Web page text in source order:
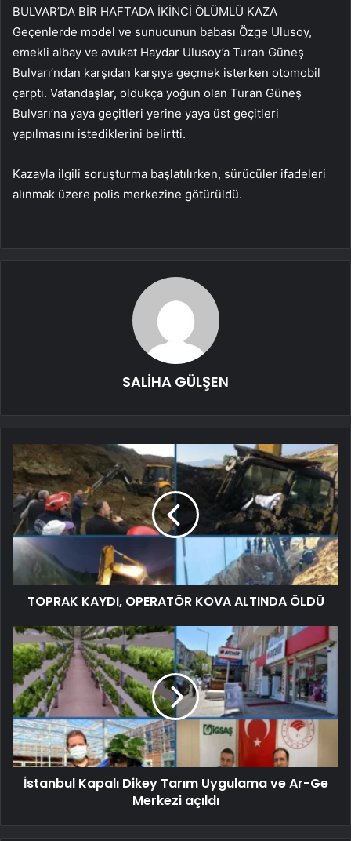
BULVAR’DA BİR HAFTADA İKİNCİ ÖLÜMLÜ KAZA
Geçenlerde model ve sunucunun babası Özge Ulusoy,
emekli albay ve avukat Haydar Ulusoy’a Turan Güneş
Bulvarı’ndan karşıdan karşıya geçmek isterken otomobil
çarptı. Vatandaşlar, oldukça yoğun olan Turan Güneş
Bulvarı’na yaya geçitleri yerine yaya üst geçitleri
yapılmasını istediklerini belirtti.
Kazayla ilgili soruşturma başlatılırken, sürücüler ifadeleri
alınmak üzere polis merkezine götürüldü.
SALİHA GÜLŞEN
TOPRAK KAYDI, OPERATÖR KOVA ALTINDA ÖLDÜ
İstanbul Kapalı Dikey Tarım Uygulama ve Ar-Ge
Merkezi açıldı